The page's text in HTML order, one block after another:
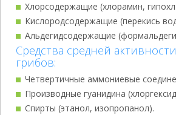
Хлорсодержащие (хлорамин,
Кислородсодержащие (перекись
Альдегидсодержащие
Средства средней
грибов:
Четвертичные аммониевые
Производные гуанидина
Спирты (этанол, изопропанол).